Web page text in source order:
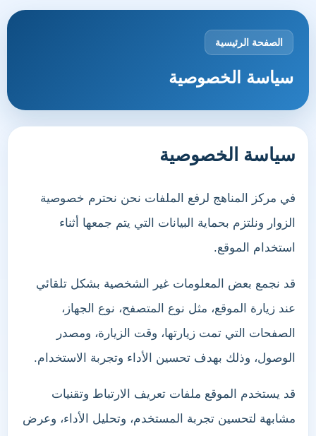
الصفحة الرئيسية
سياسة الخصوصية
سياسة الخصوصية
في مركز المناهج لرفع الملفات نحن نحترم خصوصية
الزوار ونلتزم بحماية البيانات التي يتم جمعها أثناء
استخدام الموقع.
قد نجمع بعض المعلومات غير الشخصية بشكل تلقائي
عند زيارة الموقع، مثل نوع المتصفح، نوع الجهاز،
الصفحات التي تمت زيارتها، وقت الزيارة، ومصدر
الوصول، وذلك بهدف تحسين الأداء وتجربة الاستخدام.
قد يستخدم الموقع ملفات تعريف الارتباط وتقنيات
مشابهة لتحسين تجربة المستخدم، وتحليل الأداء، وعرض